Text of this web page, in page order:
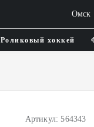
Омск
Роликовый хоккей
Артикул: 564343